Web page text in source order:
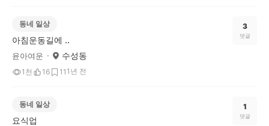
동네 일상
아침운동길에 ..
윤아여운 수성동
1천 16 11 1년 전
3
댓글
동네 일상
요식업
1
댓글